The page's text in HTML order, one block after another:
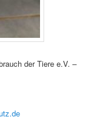
der Tiere e.V. –